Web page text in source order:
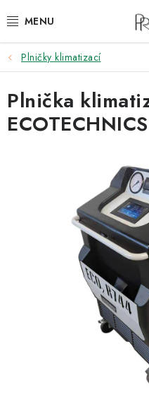
na
ZVEDÁKY
ZOUVAČKY
VYVAŽOVAČKY
AUTOMATICKÉ
OLEJE A KAPALINY
Plničky klimatizací
Plnička